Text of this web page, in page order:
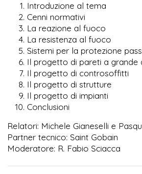
Introduzione al tema
Cenni normativi
La reazione al fuoco
La resistenza al fuoco
Sistemi per la protezione
Il progetto di pareti a grande
Il progetto di controsoffitti
Il progetto di strutture
Il progetto di impianti
Conclusioni
Relatori: Michele Gianeselli e
Partner tecnico: Saint Gobain
Moderatore: R. Fabio Sciacca